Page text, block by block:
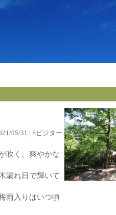
05/31 | Sビジター
吹く、爽やかな
漏れ日で輝いて
雨入りはいつ頃